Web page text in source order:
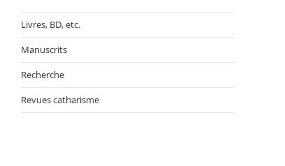
Livres, BD, etc.
Manuscrits
Recherche
Revues catharisme